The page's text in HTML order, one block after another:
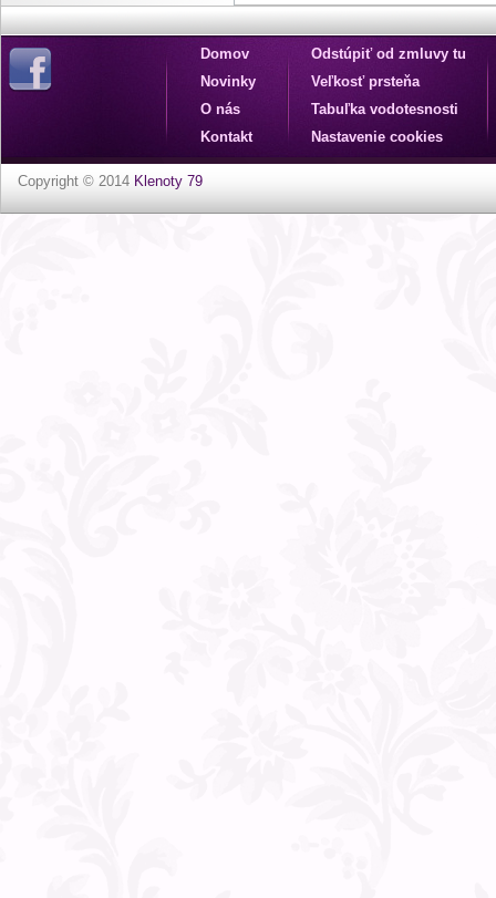
Domov
Novinky
O nás
Kontakt
Odstúpiť od zmluvy tu
Veľkosť prsteňa
Tabuľka vodotesnosti
Nastavenie cookies
Copyright © 2014 Klenoty 79